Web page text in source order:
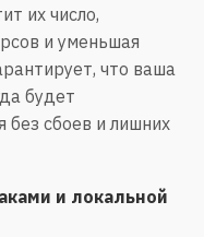
их число,
и уменьшая
что ваша
будет
без сбоев и лишних
и локальной